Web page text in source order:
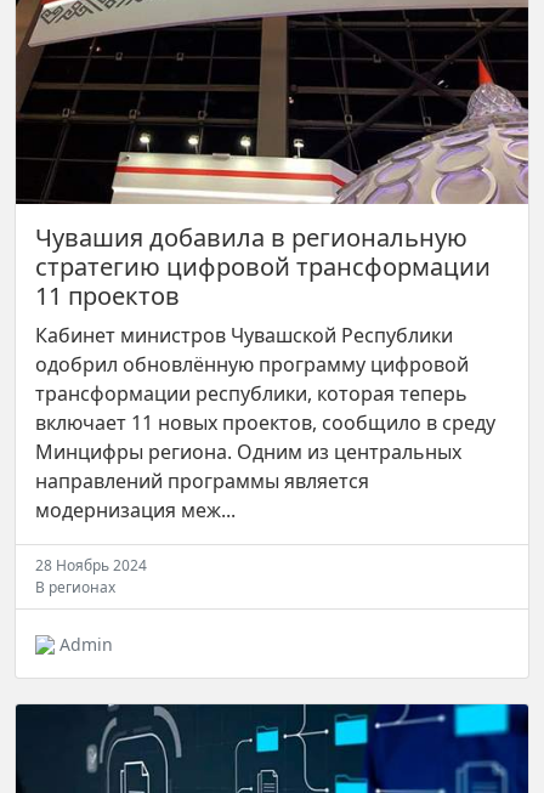
Чувашия добавила в региональную
стратегию цифровой трансформации
11 проектов
Кабинет министров Чувашской Республики
одобрил обновлённую программу цифровой
трансформации республики, которая теперь
включает 11 новых проектов, сообщило в среду
Минцифры региона. Одним из центральных
направлений программы является
модернизация меж...
28 Ноябрь 2024
В регионах
Admin